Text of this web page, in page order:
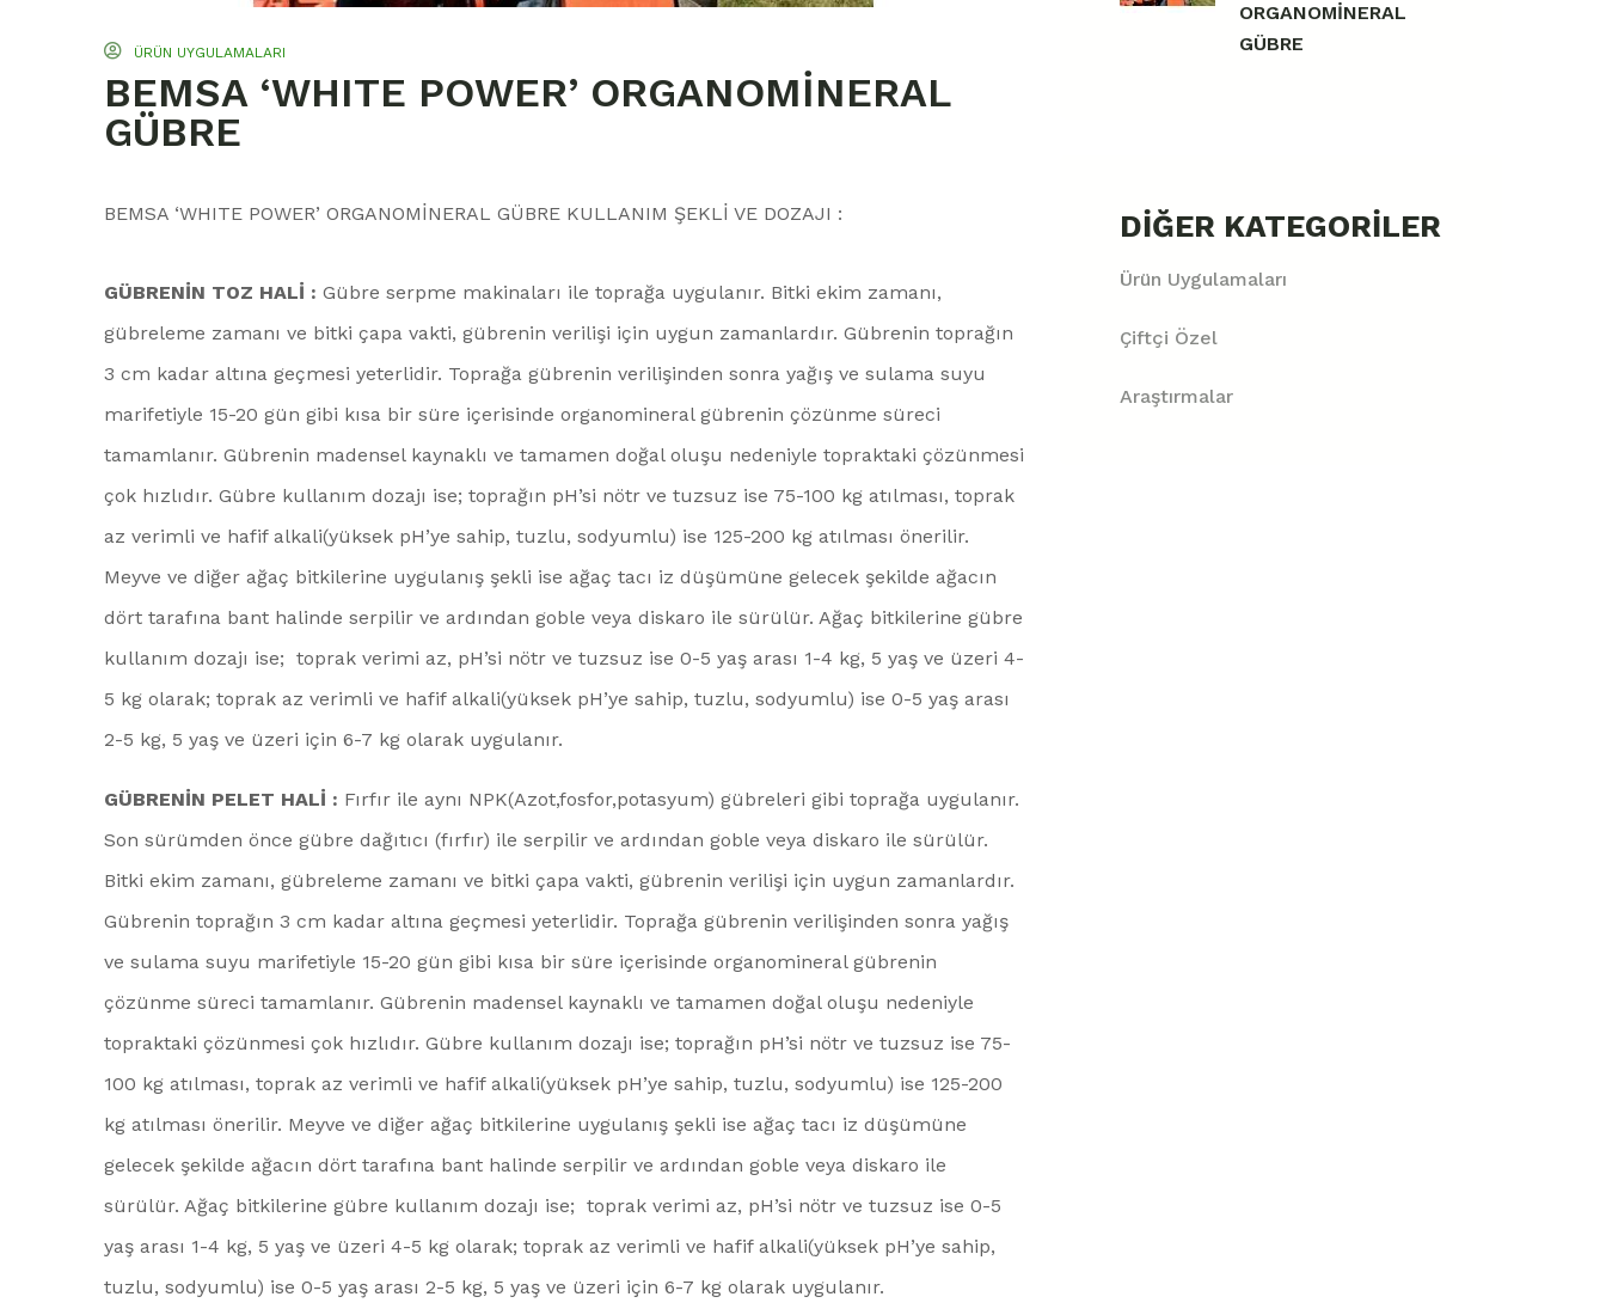
ÜRÜN UYGULAMALARI
BEMSA ‘WHITE POWER’ ORGANOMİNERAL
GÜBRE
BEMSA ‘WHITE POWER’ ORGANOMİNERAL GÜBRE KULLANIM ŞEKLİ VE DOZAJI :
GÜBRENİN TOZ HALİ : Gübre serpme makinaları ile toprağa uygulanır. Bitki ekim zamanı,
gübreleme zamanı ve bitki çapa vakti, gübrenin verilişi için uygun zamanlardır. Gübrenin toprağın
3 cm kadar altına geçmesi yeterlidir. Toprağa gübrenin verilişinden sonra yağış ve sulama suyu
marifetiyle 15-20 gün gibi kısa bir süre içerisinde organomineral gübrenin çözünme süreci
tamamlanır. Gübrenin madensel kaynaklı ve tamamen doğal oluşu nedeniyle topraktaki çözünmesi
çok hızlıdır. Gübre kullanım dozajı ise; toprağın pH’si nötr ve tuzsuz ise 75-100 kg atılması, toprak
az verimli ve hafif alkali(yüksek pH’ye sahip, tuzlu, sodyumlu) ise 125-200 kg atılması önerilir.
Meyve ve diğer ağaç bitkilerine uygulanış şekli ise ağaç tacı iz düşümüne gelecek şekilde ağacın
dört tarafına bant halinde serpilir ve ardından goble veya diskaro ile sürülür. Ağaç bitkilerine gübre
kullanım dozajı ise; toprak verimi az, pH’si nötr ve tuzsuz ise 0-5 yaş arası 1-4 kg, 5 yaş ve üzeri 4-
5 kg olarak; toprak az verimli ve hafif alkali(yüksek pH’ye sahip, tuzlu, sodyumlu) ise 0-5 yaş arası
2-5 kg, 5 yaş ve üzeri için 6-7 kg olarak uygulanır.
GÜBRENİN PELET HALİ : Fırfır ile aynı NPK(Azot,fosfor,potasyum) gübreleri gibi toprağa uygulanır.
Son sürümden önce gübre dağıtıcı (fırfır) ile serpilir ve ardından goble veya diskaro ile sürülür.
Bitki ekim zamanı, gübreleme zamanı ve bitki çapa vakti, gübrenin verilişi için uygun zamanlardır.
Gübrenin toprağın 3 cm kadar altına geçmesi yeterlidir. Toprağa gübrenin verilişinden sonra yağış
ve sulama suyu marifetiyle 15-20 gün gibi kısa bir süre içerisinde organomineral gübrenin
çözünme süreci tamamlanır. Gübrenin madensel kaynaklı ve tamamen doğal oluşu nedeniyle
topraktaki çözünmesi çok hızlıdır. Gübre kullanım dozajı ise; toprağın pH’si nötr ve tuzsuz ise 75-
100 kg atılması, toprak az verimli ve hafif alkali(yüksek pH’ye sahip, tuzlu, sodyumlu) ise 125-200
kg atılması önerilir. Meyve ve diğer ağaç bitkilerine uygulanış şekli ise ağaç tacı iz düşümüne
gelecek şekilde ağacın dört tarafına bant halinde serpilir ve ardından goble veya diskaro ile
sürülür. Ağaç bitkilerine gübre kullanım dozajı ise; toprak verimi az, pH’si nötr ve tuzsuz ise 0-5
yaş arası 1-4 kg, 5 yaş ve üzeri 4-5 kg olarak; toprak az verimli ve hafif alkali(yüksek pH’ye sahip,
tuzlu, sodyumlu) ise 0-5 yaş arası 2-5 kg, 5 yaş ve üzeri için 6-7 kg olarak uygulanır.
ORGANOMİNERAL
GÜBRE
DIĞER KATEGORILER
Ürün Uygulamaları
Çiftçi Özel
Araştırmalar